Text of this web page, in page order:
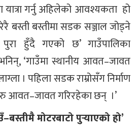
गर्नु अहिलेको आवश्यकता हो
बस्ती बस्तीमा सडक सञ्जाल जोड्ने
पुरा हुँदै गएको छ’ गाउँपालिका
‘गाउँमा स्थानीय आवत–जावत
। पहिला सडक राम्रोसँग निर्माण
आवत–जावत गरिरहेका छन् ।’
मोटरबाटो पुर्‍याएको हो’